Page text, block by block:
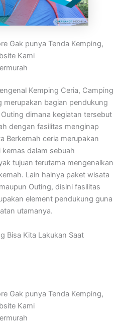
Gak punya Tenda Kemping,
Kami
Kemping Ceria, Camping
merupakan bagian pendukung
dimana kegiatan tersebut
dengan fasilitas menginap
Berkemah ceria merupakan
dalam sebuah
tujuan terutama mengenalkan
Lain halnya paket wisata
Outing, disini fasilitas
element pendukung guna
utamanya.
Bisa Kita Lakukan Saat
Gak punya Tenda Kemping,
Kami